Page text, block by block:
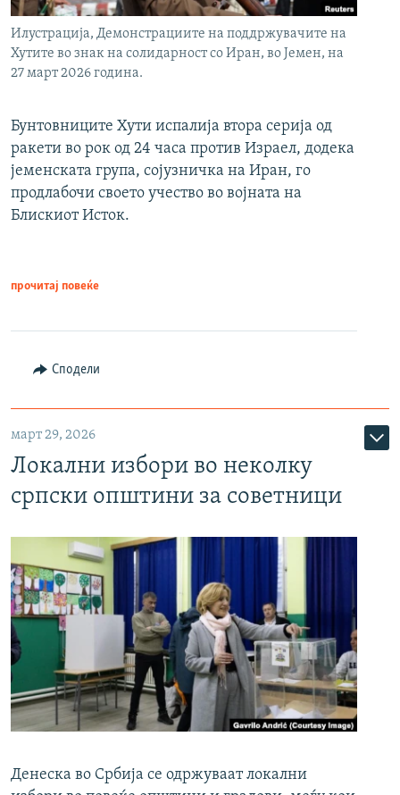
Илустрација, Демонстрациите на поддржувачите на
Хутите во знак на солидарност со Иран, во Јемен, на
27 март 2026 година.
Бунтовниците Хути испалија втора серија од
ракети во рок од 24 часа против Израел, додека
јеменската група, сојузничка на Иран, го
продлабочи своето учество во војната на
Блискиот Исток.
прочитај повеќе
Сподели
март 29, 2026
Локални избори во неколку
српски општини за советници
Денеска во Србија се одржуваат локални